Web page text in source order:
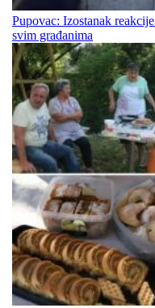
Pupovac: Izostanak
svim građanima